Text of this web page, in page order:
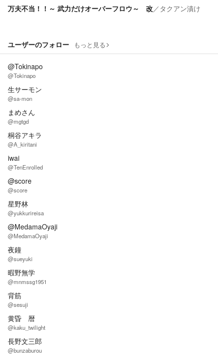
万夫不当！！～ 武力だけオーバーフロウ～ 改／ タクアン漬け
ユーザーのフォロー もっと見る
@Tokinapo
@Tokinapo
生サーモン
@sa-mon
まめさん
@mgtgd
桐谷アキラ
@A_kiritani
iwai
@TenEnrolled
@score
@score
星野林
@yukkurireisa
@MedamaOyaji
@MedamaOyaji
夜鐘
@sueyuki
暇野無学
@mnmssg1951
背筋
@sesuji
黄昏 暦
@kaku_twilight
長野文三郎
@bunzaburou